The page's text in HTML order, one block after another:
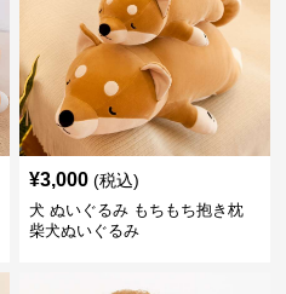
¥3,000 (税込)
犬 ぬいぐるみ もちもち抱き枕
柴犬ぬいぐるみ